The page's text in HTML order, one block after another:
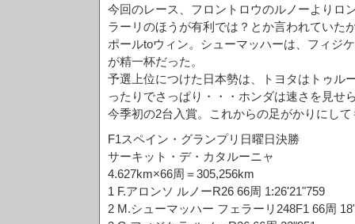
今回のレース、フロントロウのルノーよりロ
ラーリのほうが有利では？とか言われていた
ポールtoウィン。シューマッハーは、フィジ
が精一杯だった。
予選上位につけた日本勢は、トヨタはトゥル
ったりでさっぱり・・・ホンダは速さを見せ
今季初の2台入賞。これからの足がかりにし
F1スペイン・グランプリ日曜日決勝
サーキット・デ・カタルーニャ
4.627km×66周＝305,256km
1 F.アロンソ ルノーR26 66周 1:26'21"759
2 M.シューマッハー フェラーリ248F1 66周